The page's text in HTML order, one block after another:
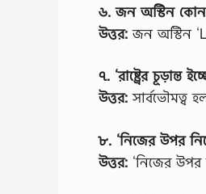
৬. জন অস্টিন কোন
উত্তর: জন অস্টিন
৭. ‘রাষ্ট্রের চূড়ান্ত
উত্তর: সার্বভৌমত্ব
৮. ‘নিজের উপর
উত্তর: ‘নিজের